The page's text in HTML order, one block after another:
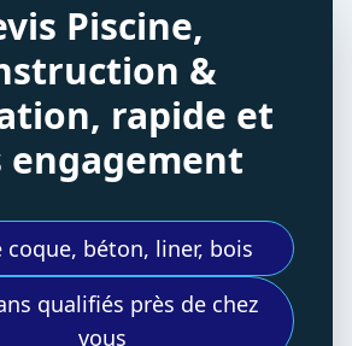
Piscine,
&
rapide et
engagement
coque, béton, liner, bois
qualifiés près de chez
vous